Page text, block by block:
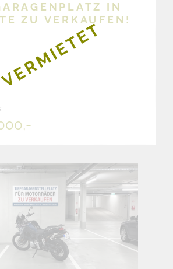
IN
ZU VERKAUFEN!
VERMIETET